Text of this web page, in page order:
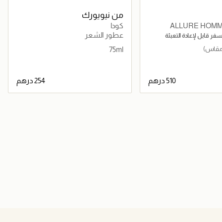
ALLURE
قابل لإعادة التعبئة
⁦510⁩ درهم
من نيويورك
كودا
عطور الشعر
75ml